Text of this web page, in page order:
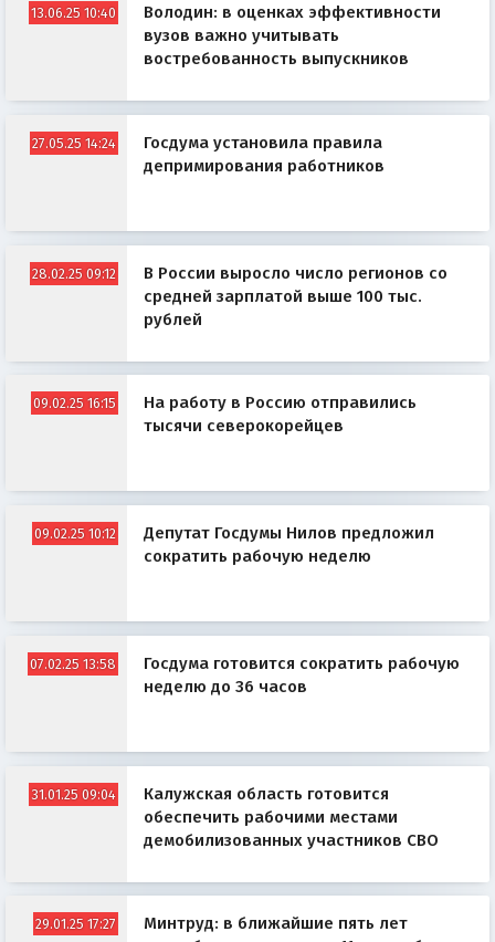
13.06.25 10:40
Володин: в оценках эффективности
вузов важно учитывать
востребованность выпускников
27.05.25 14:24
Госдума установила правила
депримирования работников
28.02.25 09:12
В России выросло число регионов со
средней зарплатой выше 100 тыс.
рублей
09.02.25 16:15
На работу в Россию отправились
тысячи северокорейцев
09.02.25 10:12
Депутат Госдумы Нилов предложил
сократить рабочую неделю
07.02.25 13:58
Госдума готовится сократить рабочую
неделю до 36 часов
31.01.25 09:04
Калужская область готовится
обеспечить рабочими местами
демобилизованных участников СВО
29.01.25 17:27
Минтруд: в ближайшие пять лет